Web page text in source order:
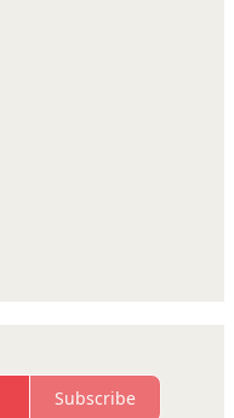
Subscribe